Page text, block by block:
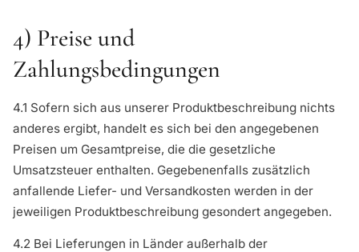
4) Preise und
Zahlungsbedingungen
4.1 Sofern sich aus unserer Produktbeschreibung nichts
anderes ergibt, handelt es sich bei den angegebenen
Preisen um Gesamtpreise, die die gesetzliche
Umsatzsteuer enthalten. Gegebenenfalls zusätzlich
anfallende Liefer- und Versandkosten werden in der
jeweiligen Produktbeschreibung gesondert angegeben.
4.2 Bei Lieferungen in Länder außerhalb der